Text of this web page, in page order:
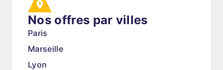
Nos offres par villes
Paris
Marseille
Lyon